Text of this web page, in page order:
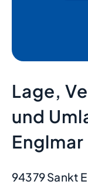
Lage,
und
94379 Sankt